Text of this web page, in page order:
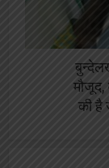
मौजूद,
की है